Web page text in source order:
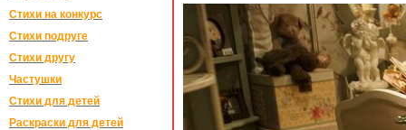
Стихи на конкурс
Стихи подруге
Стихи другу
Частушки
Стихи для детей
Раскраски для детей